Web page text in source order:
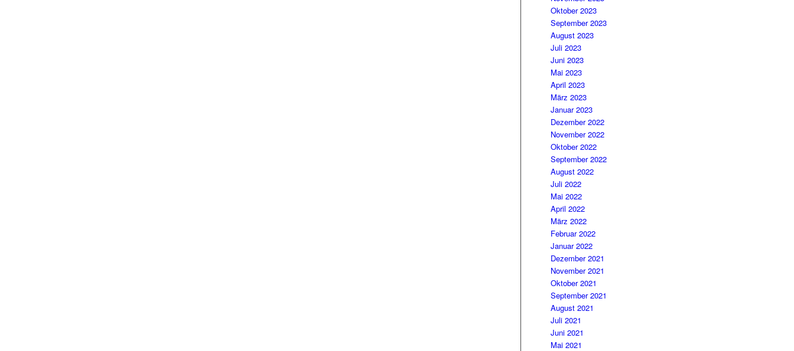
Oktober 2023
September 2023
August 2023
Juli 2023
Juni 2023
Mai 2023
April 2023
März 2023
Januar 2023
Dezember 2022
November 2022
Oktober 2022
September 2022
August 2022
Juli 2022
Mai 2022
April 2022
März 2022
Februar 2022
Januar 2022
Dezember 2021
November 2021
Oktober 2021
September 2021
August 2021
Juli 2021
Juni 2021
Mai 2021